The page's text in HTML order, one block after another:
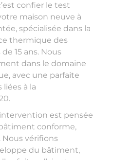
confier le test
maison neuve à
spécialisée dans la
thermique des
15 ans. Nous
dans le domaine
avec une parfaite
à la
est pensée
conforme,
vérifions
du bâtiment,